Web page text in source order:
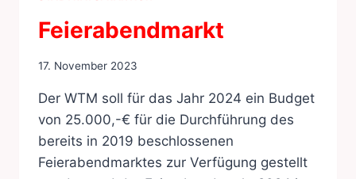
Feierabendmarkt
17. November 2023
Der WTM soll für das Jahr 2024 ein Budget
von 25.000,-€ für die Durchführung des
bereits in 2019 beschlossenen
Feierabendmarktes zur Verfügung gestellt